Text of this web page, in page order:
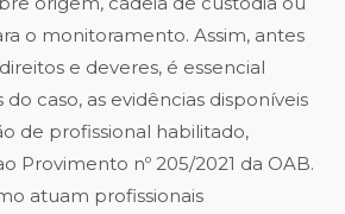
o monitoramento. Assim, antes
e deveres, é essencial
do caso, as evidências disponíveis
de profissional habilitado,
Provimento nº 205/2021 da OAB.
atuam profissionais